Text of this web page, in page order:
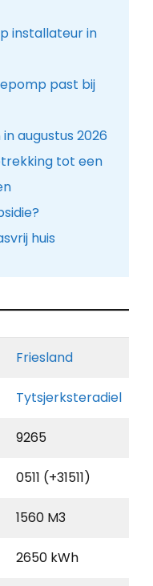
installateur in
past bij
augustus 2026
tot een
huis
Friesland
Tytsjerksteradiel
9265
0511 (+31511)
1560 M3
2650 kWh